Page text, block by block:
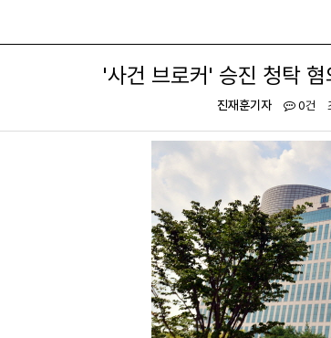
'사건 브로커' 승진 청탁
진재훈기자 0건